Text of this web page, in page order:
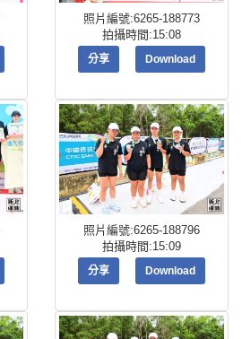
照片編號:6265-188773
拍攝時間:15:08
分享 Download
照片編號:6265-188796
拍攝時間:15:09
分享 Download